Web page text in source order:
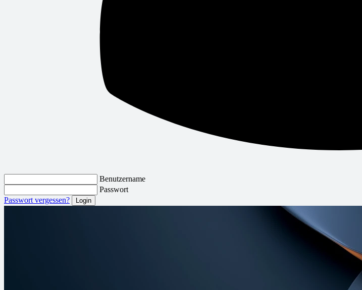
Benutzername
Passwort
Passwort vergessen?